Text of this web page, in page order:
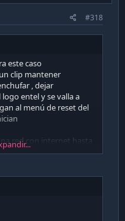
#318
este caso
clip mantener
, dejar
entel y se valla a
al menú de reset del
red con internet hasta
de entel ,después lo
una en el mismo
y mi pc lo deje